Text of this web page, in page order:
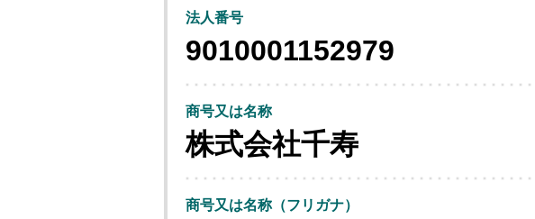
法人番号
9010001152979
商号又は名称
株式会社千寿
商号又は名称（フリガナ）